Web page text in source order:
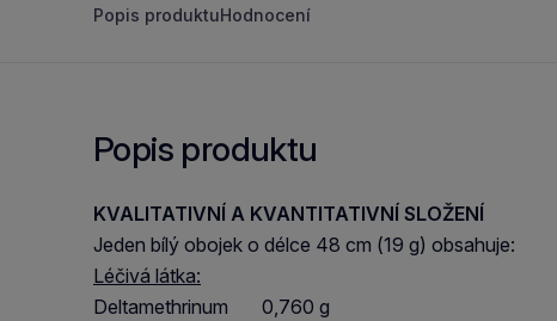
Popis produktuHodnocení
Popis produktu
KVALITATIVNÍ A KVANTITATIVNÍ SLOŽENÍ
Jeden bílý obojek o délce 48 cm (19 g) obsahuje:
Léčivá látka:
Deltamethrinum 0,760 g